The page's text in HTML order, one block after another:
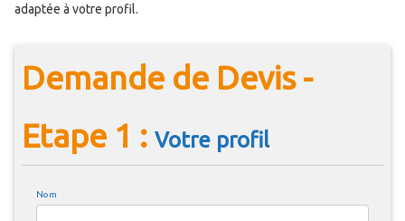
adaptée à votre profil.
Demande de Devis -
Etape 1 : Votre profil
Nom